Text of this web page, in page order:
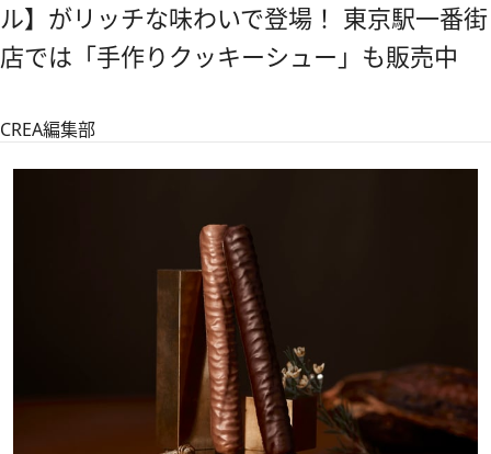
ル】がリッチな味わいで登場！ 東京駅一番街
店では「手作りクッキーシュー」も販売中
CREA編集部